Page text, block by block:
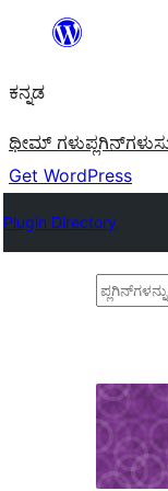
ವಿಷಯಕ್ಕೆ
ಕನ್ನಡ
ಥೀಮ್ ಗಳುಪ್ಲಗಿನ್‌ಗಳು
Get WordPress
Plugin Directory